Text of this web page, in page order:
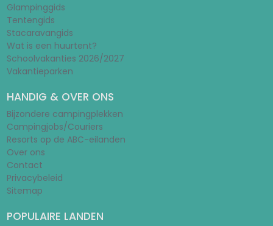
Glampinggids
Tentengids
Stacaravangids
Wat is een huurtent?
Schoolvakanties 2026/2027
Vakantieparken
HANDIG & OVER ONS
Bijzondere campingplekken
Campingjobs/Couriers
Resorts op de ABC-eilanden
Over ons
Contact
Privacybeleid
Sitemap
POPULAIRE LANDEN